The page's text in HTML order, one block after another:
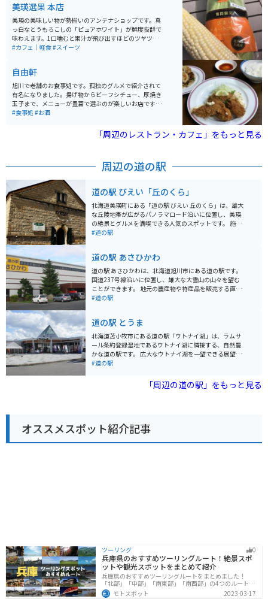
す。デザートも豊富、サッパリと食事を済ませたい方は
サンドイッチやチキンライスもあります。どれにするか
楽しみながら悩みたくなるお店です。
美瑛選果 本店
美瑛の美味しい物が勢揃いのアンテナショップです。真
っ白なとうもろこしの「ピュアホワイト」が鮮度抜群で
味わえます。1口噛むと果汁が飛び出すほどのツヤツヤさ
なので、訪れた際はぜひ食べてみてください。また、ケ
す。
#カフェ｜軽食#スイーツ
自由軒
旭川で老舗のお食事処です。孤独のグルメで紹介されて
有名になりました。揚げ物からビーフシチュー、厚焼き
玉子まで、メニューが豊富で選ぶのが楽しいお店です。
店内は広くなく、人気店なので開店時を狙うことをオス
#食事処 #お酒
「周辺のレストラン・カフェ」をもっと見る
周辺の道の駅
道の駅 びえい「丘のくら」
北海道美瑛町にある「道の駅 びえい 丘のくら」は、雄大
な丘陵地帯が広がるパノラマロード沿いに位置し、美瑛
の絶景とグルメを満喫できる人気のスポットです。 施設
内には、地元産の新鮮野菜や果物、加工品などを販売す
景色を一望できる「展望台」などがあります。 バイクで
訪れる際は、広々とした駐車場があるので安心です。丘
の風を感じながら、パノラマロードをツーリングするの
もおすすめです。 美瑛は、丘陵地帯ならではの美しい風
景が広がり、「パッチワークの路」「ケンとメリーの
ットへのアクセスも良く、観光拠点としても最適です。
美瑛の特産品としては、じゃがいもや小麦、トウモロコ
シなどの農産物のほか、美瑛牛乳を使用したチーズやヨ
ーグルトなどの乳製品も人気です。道の駅 びえい 丘のく
らでは、これらの特産品を購入することができます。
#道の駅
道の駅 あさひかわ
道の駅 あさひかわは、北海道旭川市にある道の駅です。
国道237号線沿いに位置し、雄大な大雪山の山々を望む
ことができます。 地元の農産物や特産品を販売する直売
所があり、新鮮な野菜や果物、旭川ラーメン、木工製品
訪れる場合、駐車場も広く、休憩場所としても最適で
す。周辺には、旭山動物園や旭川ラーメン村など、観光
スポットも充実しているので、旭川観光の拠点としても
おすすめです。 特に、夏はツーリングを楽しむライダー
が多く訪れます。道の駅 あさひかわは、地元の情報収集
#道の駅
道の駅 とうま
北海道苫小牧市にある道の駅「ウトナイ湖」は、ラムサ
ール条約登録湿地であるウトナイ湖に隣接する、自然豊
かな道の駅です。 広大なウトナイ湖を一望できる展望台
からは、四季折々の美しい景色を楽しむことができま
チングや散策に最適です。 ウトナイ湖に生息する動植物
や野鳥について学べるネイチャーセンターもあります。
れる場合は、駐車場も広く休憩場所としても最適です。
苫小牧市内からも近く、観光の拠点としても便利です。
#道の駅
「周辺の道の駅」をもっと見る
オススメスポット紹介記事
ツーリング 0
兵庫県のおすすめツーリングルート！絶景スポ
ットや観光スポットをまとめて紹介
兵庫県のおすすめツーリングルートをまとめました！
「北部」「中部」「南東部」「南西部」の4つのルート紹
介します。自然豊かな山を堪能できる北部と中部、街中
モトスポット
2023-03-17